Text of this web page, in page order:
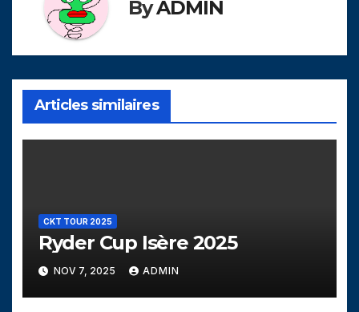
ByADMIN
Articles similaires
CKT TOUR 2025
Ryder Cup Isère 2025
NOV 7, 2025 ADMIN